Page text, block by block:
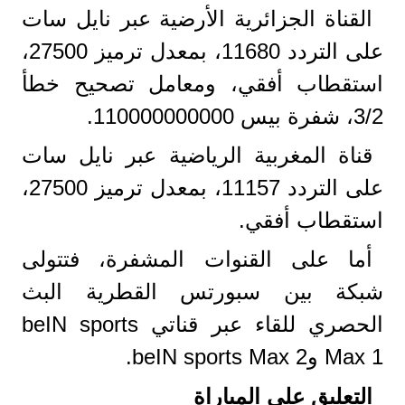
القناة الجزائرية الأرضية عبر نايل سات
على التردد 11680، بمعدل ترميز 27500،
استقطاب أفقي، ومعامل تصحيح خطأ
3/2، شفرة بيس 110000000000.
قناة المغربية الرياضية عبر نايل سات
على التردد 11157، بمعدل ترميز 27500،
استقطاب أفقي.
أما على القنوات المشفرة، فتتولى
شبكة بين سبورتس القطرية البث
الحصري للقاء عبر قناتي beIN sports
Max 1 وbeIN sports Max 2.
التعليق على المباراة